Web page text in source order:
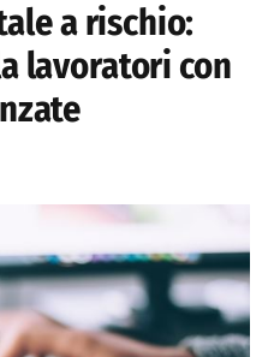
a rischio:
lavoratori con